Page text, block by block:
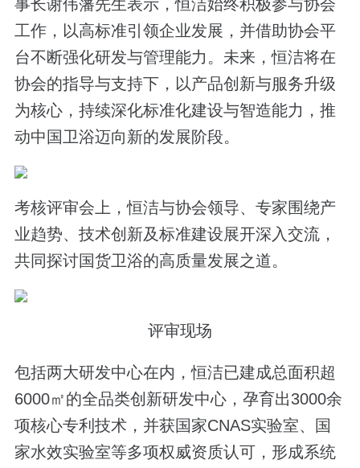
事长谢伟藩先生表示，恒洁始终积极参与协会
工作，以高标准引领企业发展，并借助协会平
台不断强化研发与管理能力。未来，恒洁将在
协会的指导与支持下，以产品创新与服务升级
为核心，持续深化标准化建设与智造能力，推
动中国卫浴迈向新的发展阶段。
考核评审会上，恒洁与协会领导、专家围绕产
业趋势、技术创新及标准建设展开深入交流，
共同探讨国货卫浴的高质量发展之道。
评审现场
包括两大研发中心在内，恒洁已建成总面积超
6000㎡的全品类创新研发中心，孕育出3000余
项核心专利技术，并获国家CNAS实验室、国
家水效实验室等多项权威资质认可，形成系统